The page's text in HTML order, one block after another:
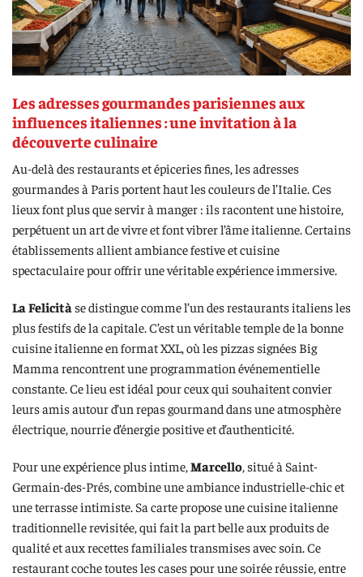
Les adresses gourmandes parisiennes aux
influences italiennes : une invitation à la
découverte culinaire
Au-delà des restaurants et épiceries fines, les adresses
gourmandes à Paris portent haut les couleurs de l’Italie. Ces
lieux font plus que servir à manger : ils racontent une histoire,
perpétuent un art de vivre et font vibrer l’âme italienne. Certains
établissements allient ambiance festive et cuisine
spectaculaire pour offrir une véritable expérience immersive.
La Felicità se distingue comme l’un des restaurants italiens les
plus festifs de la capitale. C’est un véritable temple de la bonne
cuisine italienne en format XXL, où les pizzas signées Big
Mamma rencontrent une programmation événementielle
constante. Ce lieu est idéal pour ceux qui souhaitent convier
leurs amis autour d’un repas gourmand dans une atmosphère
électrique, nourrie d’énergie positive et d’authenticité.
Pour une expérience plus intime,Marcello, situé à Saint-
Germain-des-Prés, combine une ambiance industrielle-chic et
une terrasse intimiste. Sa carte propose une cuisine italienne
traditionnelle revisitée, qui fait la part belle aux produits de
qualité et aux recettes familiales transmises avec soin. Ce
restaurant coche toutes les cases pour une soirée réussie, entre